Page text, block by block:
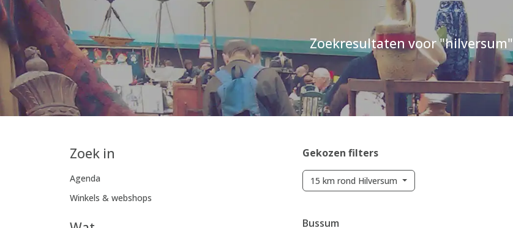
Zoekresultaten voor "hilversum"
Zoek in
Agenda
Winkels & webshops
Gekozen filters
15 km rond Hilversum
Bussum